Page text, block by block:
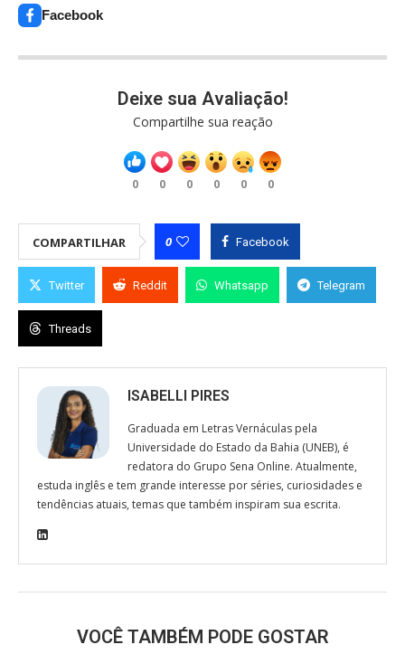
Facebook
Deixe sua Avaliação!
Compartilhe sua reação
0 0 0 0 0 0
COMPARTILHAR 0 Facebook
Twitter Reddit Whatsapp Telegram
Threads
ISABELLI PIRES
Graduada em Letras Vernáculas pela
Universidade do Estado da Bahia (UNEB), é
redatora do Grupo Sena Online. Atualmente,
estuda inglês e tem grande interesse por séries, curiosidades e
tendências atuais, temas que também inspiram sua escrita.
VOCÊ TAMBÉM PODE GOSTAR